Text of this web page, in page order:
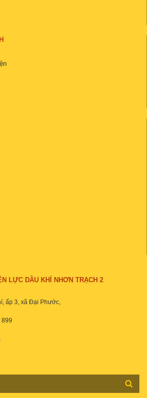
LỰC DẦU KHÍ NHƠN TRẠCH 2
ấp 3, xã Đại Phước,